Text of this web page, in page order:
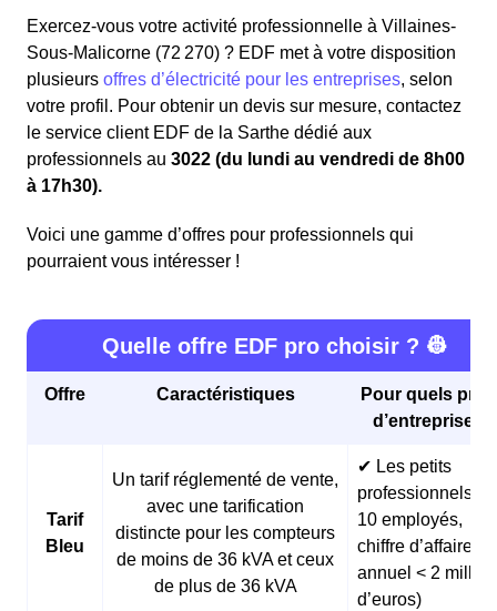
Exercez-vous votre activité professionnelle à Villaines-
Sous-Malicorne (72 270) ? EDF met à votre disposition
plusieurs offres d’électricité pour les entreprises, selon
votre profil. Pour obtenir un devis sur mesure, contactez
le service client EDF de la Sarthe dédié aux
professionnels au 3022 (du lundi au vendredi de 8h00
à 17h30).
Voici une gamme d’offres pour professionnels qui
pourraient vous intéresser !
Quelle offre EDF pro choisir ? 👷
Offre Caractéristiques
Pour quels
d’entreprises
Tarif
Bleu
Un tarif réglementé de vente,
avec une tarification
distincte pour les compteurs
de moins de 36 kVA et ceux
de plus de 36 kVA
✔ Les petits
professionnels (<
10 employés,
chiffre d’affaires
annuel < 2
d’euros)